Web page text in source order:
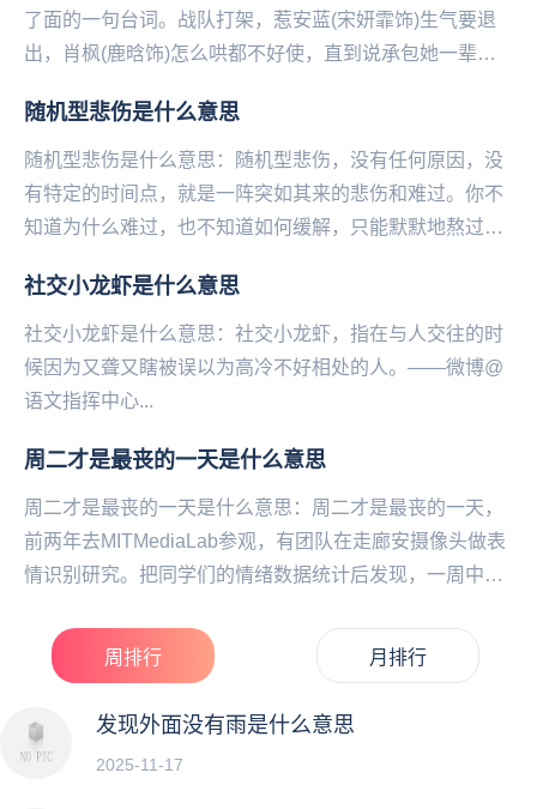
了面的一句台词。战队打架，惹安蓝(宋妍霏饰)生气要退
出，肖枫(鹿晗饰)怎么哄都不好使，直到说承包她一辈子
随机型悲伤是什么意思
随机型悲伤是什么意思：随机型悲伤，没有任何原因，没
有特定的时间点，就是一阵突如其来的悲伤和难过。你不
知道为什么难过，也不知道如何缓解，只能默默地熬过去
社交小龙虾是什么意思
社交小龙虾是什么意思：社交小龙虾，指在与人交往的时
候因为又聋又瞎被误以为高冷不好相处的人。——微博@
语文指挥中心...
周二才是最丧的一天是什么意思
周二才是最丧的一天是什么意思：周二才是最丧的一天，
前两年去MITMediaLab参观，有团队在走廊安摄像头做表
情识别研究。把同学们的情绪数据统计后发现，一周中最
周排行 月排行
发现外面没有雨是什么意思
2025-11-17